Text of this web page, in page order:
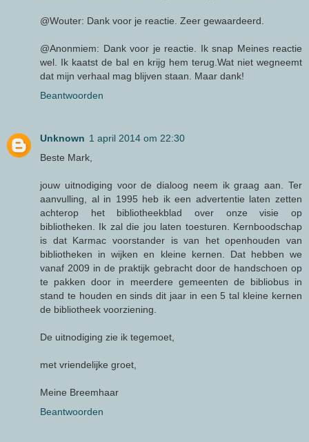
@Wouter: Dank voor je reactie. Zeer gewaardeerd.
@Anonmiem: Dank voor je reactie. Ik snap Meines reactie
wel. Ik kaatst de bal en krijg hem terug.Wat niet wegneemt
dat mijn verhaal mag blijven staan. Maar dank!
Beantwoorden
Unknown 1 april 2014 om 22:30
Beste Mark,
jouw uitnodiging voor de dialoog neem ik graag aan. Ter
aanvulling, al in 1995 heb ik een advertentie laten zetten
achterop het bibliotheekblad over onze visie op
bibliotheken. Ik zal die jou laten toesturen. Kernboodschap
is dat Karmac voorstander is van het openhouden van
bibliotheken in wijken en kleine kernen. Dat hebben we
vanaf 2009 in de praktijk gebracht door de handschoen op
te pakken door in meerdere gemeenten de bibliobus in
stand te houden en sinds dit jaar in een 5 tal kleine kernen
de bibliotheek voorziening.
De uitnodiging zie ik tegemoet,
met vriendelijke groet,
Meine Breemhaar
Beantwoorden